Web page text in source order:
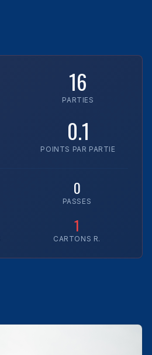
16
PARTIES
0.1
POINTS PAR PARTIE
0
PASSES
1
CARTONS R.